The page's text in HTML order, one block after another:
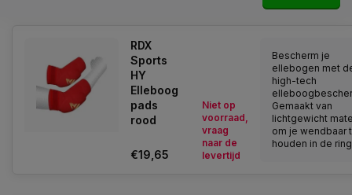
RDX
Sports
HY
Elleboog
pads
rood
€19,65
Niet op
voorraad,
vraag
naar de
levertijd
Bescherm je
ellebogen met
high-tech
Gemaakt van
lichtgewicht
om je wendbaar
houden in de